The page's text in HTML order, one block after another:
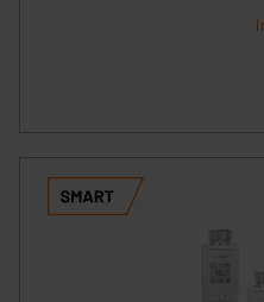
VO) zu. Eine detaillierte
Cookies nach Zweck und
den Button „Ablehnen
können die Verwendung
ablehnen oder ihr ganz
Link „Cookie
Die Rechtmäßigkeit der
Weiterverarbeitung dieser
unberührt. Ihre Browser-